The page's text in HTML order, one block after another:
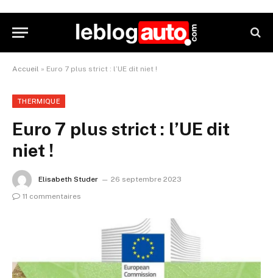
Accueil » Euro 7 plus strict : l’UE dit niet !
THERMIQUE
Euro 7 plus strict : l’UE dit
niet !
Elisabeth Studer
26 septembre 2023
11 commentaires